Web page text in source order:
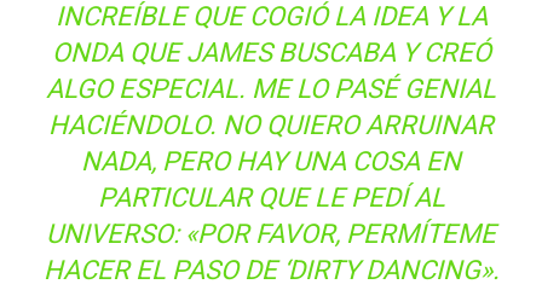
INCREÍBLE QUE COGIÓ LA IDEA Y LA
ONDA QUE JAMES BUSCABA Y CREÓ
ALGO ESPECIAL. ME LO PASÉ GENIAL
HACIÉNDOLO. NO QUIERO ARRUINAR
NADA, PERO HAY UNA COSA EN
PARTICULAR QUE LE PEDÍ AL
UNIVERSO: «POR FAVOR, PERMÍTEME
HACER EL PASO DE ‘DIRTY DANCING».